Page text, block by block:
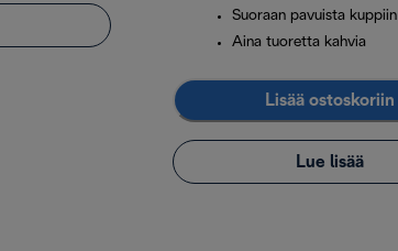
Suoraan pavuista kuppiin
Aina tuoretta kahvia
Lisää ostoskoriin
Lue lisää